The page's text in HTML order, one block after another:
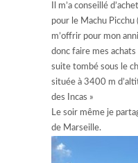
Il m’a conseillé
pour le Machu Picchu
m’offrir pour mon
donc faire mes
suite tombé sous le
située à 3400 m
des Incas »
Le soir même je
de Marseille.